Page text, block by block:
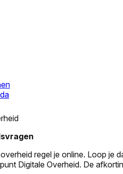
regel je online. Loop je
Digitale Overheid. De